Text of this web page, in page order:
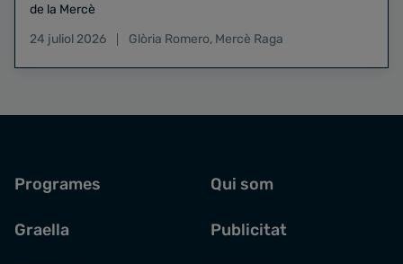
de la Mercè
24 juliol 2026
Glòria Romero, Mercè Raga
Programes
Graella
Qui som
Publicitat